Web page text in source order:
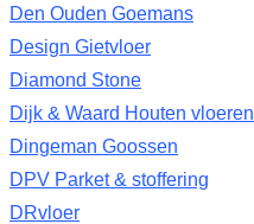
Den Ouden Goemans
Design Gietvloer
Diamond Stone
Dijk & Waard Houten vloeren
Dingeman Goossen
DPV Parket & stoffering
DRvloer